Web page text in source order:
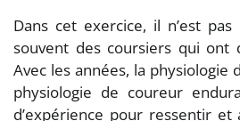
Dans cet exercice, il n’est
souvent des coursiers qui ont
Avec les années, la physiologie
physiologie de coureur
d’expérience pour ressentir